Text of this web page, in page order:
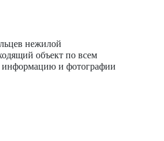
нежилой
объект по всем
информацию и фотографии